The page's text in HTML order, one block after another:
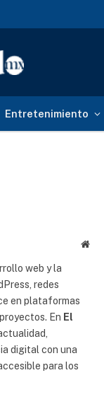
Entretenimiento
Sitio
web y la
redes
en plataformas
En El
digital con una
para los